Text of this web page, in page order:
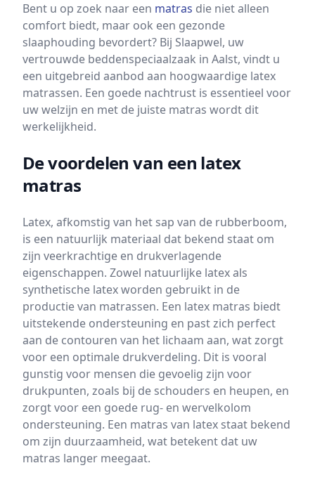
Bent u op zoek naar een matras die niet alleen
comfort biedt, maar ook een gezonde
slaaphouding bevordert? Bij Slaapwel, uw
vertrouwde beddenspeciaalzaak in Aalst, vindt u
een uitgebreid aanbod aan hoogwaardige latex
matrassen. Een goede nachtrust is essentieel voor
uw welzijn en met de juiste matras wordt dit
werkelijkheid.
De voordelen van een latex
matras
Latex, afkomstig van het sap van de rubberboom,
is een natuurlijk materiaal dat bekend staat om
zijn veerkrachtige en drukverlagende
eigenschappen. Zowel natuurlijke latex als
synthetische latex worden gebruikt in de
productie van matrassen. Een latex matras biedt
uitstekende ondersteuning en past zich perfect
aan de contouren van het lichaam aan, wat zorgt
voor een optimale drukverdeling. Dit is vooral
gunstig voor mensen die gevoelig zijn voor
drukpunten, zoals bij de schouders en heupen, en
zorgt voor een goede rug- en wervelkolom
ondersteuning. Een matras van latex staat bekend
om zijn duurzaamheid, wat betekent dat uw
matras langer meegaat.